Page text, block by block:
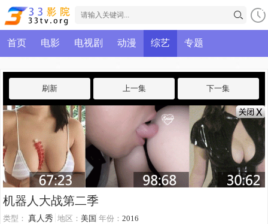
首页 电影 电视剧 动漫 综艺 专题
机器人大战第二季
类型： 真人秀 地区：美国 年份：2016
刷新 上一集 下一集